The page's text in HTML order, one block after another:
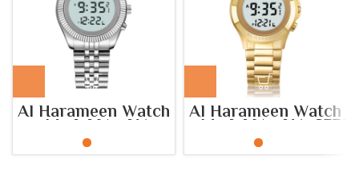
Al Harameen Watch
– Model No: HA-
6348
Al Harameen Watch
– Model No: HA-6371